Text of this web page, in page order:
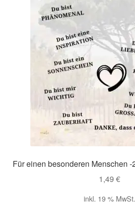
Mein Konto
Richtlinie für Rückerstattungen und
Über Wohlzeit
Versandarten
Vertrag widerrufen
Widerrufsbelehrung
Für einen besonderen Menschen
1,49 €
inkl. 19 % MwSt.